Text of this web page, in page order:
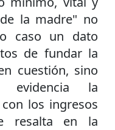
la madre" no
caso un dato
de fundar la
cuestión, sino
la
los ingresos
resalta en la